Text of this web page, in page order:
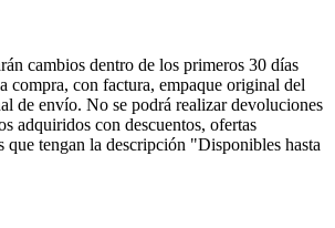
cambios dentro de los primeros 30 días
compra, con factura, empaque original del
de envío. No se podrá realizar devoluciones
adquiridos con descuentos, ofertas
que tengan la descripción "Disponibles hasta